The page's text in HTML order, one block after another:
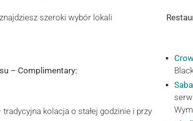
szeroki wybór lokali
– Complimentary:
tradycyjna kolacja o stałej godzinie i przy